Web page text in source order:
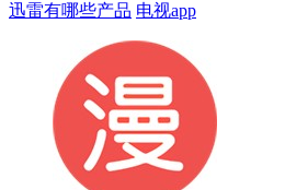
迅雷有哪些产品 电视app